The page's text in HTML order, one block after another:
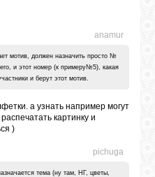
anamur
мотив, должен назначить просто №
и этот номер (к примеру№5), какая
и берут этот мотив.
а узнать например могут
картинку и
)
pichuga
тема (ну там, НГ, цветы,